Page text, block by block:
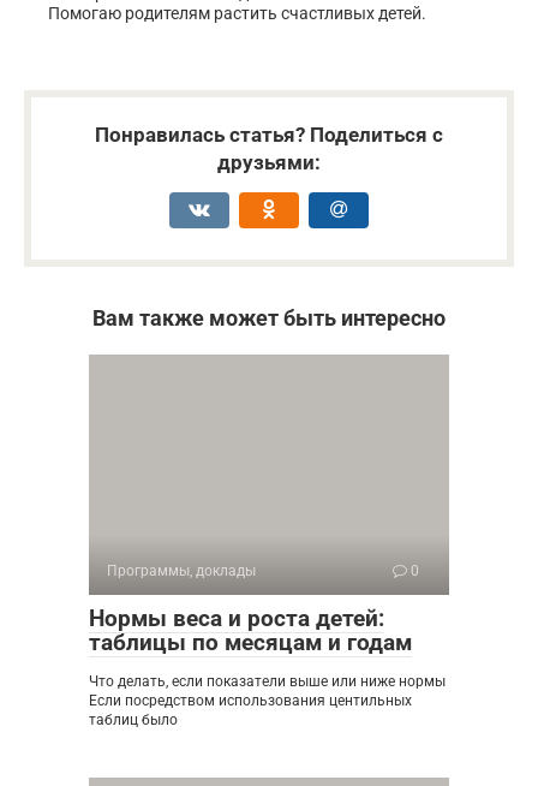
Помогаю родителям растить счастливых детей.
Понравилась статья? Поделиться с
друзьями:
Вам также может быть интересно
Программы, доклады 0
Нормы веса и роста детей:
таблицы по месяцам и годам
Что делать, если показатели выше или ниже нормы
Если посредством использования центильных
таблиц было